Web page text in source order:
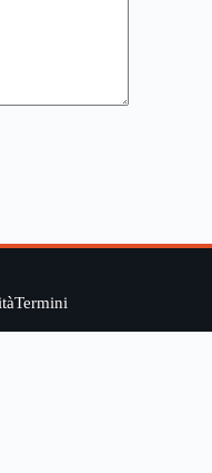
Termini